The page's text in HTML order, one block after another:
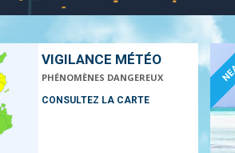
VIGILANCE MÉTÉO
PHÉNOMÈNES DANGEREUX
CONSULTEZ LA CARTE